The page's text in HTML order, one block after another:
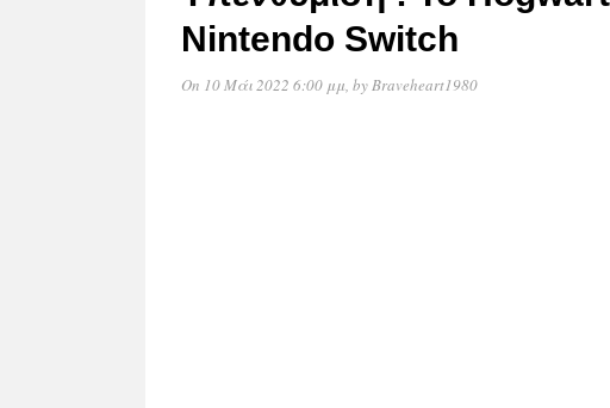
Nintendo Switch
On 10 Μάι 2022 6:00 μμ, byBraveheart1980